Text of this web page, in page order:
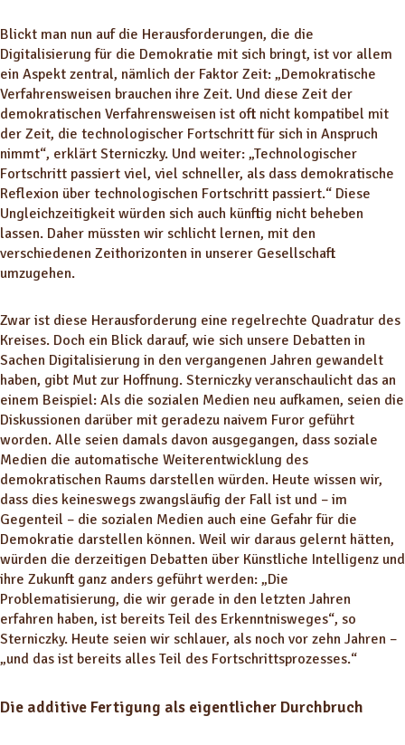
Blickt man nun auf die Herausforderungen, die die
Digitalisierung für die Demokratie mit sich bringt, ist vor allem
ein Aspekt zentral, nämlich der Faktor Zeit: „Demokratische
Verfahrensweisen brauchen ihre Zeit. Und diese Zeit der
demokratischen Verfahrensweisen ist oft nicht kompatibel mit
der Zeit, die technologischer Fortschritt für sich in Anspruch
nimmt“, erklärt Sterniczky. Und weiter: „Technologischer
Fortschritt passiert viel, viel schneller, als dass demokratische
Reflexion über technologischen Fortschritt passiert.“ Diese
Ungleichzeitigkeit würden sich auch künftig nicht beheben
lassen. Daher müssten wir schlicht lernen, mit den
verschiedenen Zeithorizonten in unserer Gesellschaft
umzugehen.
Zwar ist diese Herausforderung eine regelrechte Quadratur des
Kreises. Doch ein Blick darauf, wie sich unsere Debatten in
Sachen Digitalisierung in den vergangenen Jahren gewandelt
haben, gibt Mut zur Hoffnung. Sterniczky veranschaulicht das an
einem Beispiel: Als die sozialen Medien neu aufkamen, seien die
Diskussionen darüber mit geradezu naivem Furor geführt
worden. Alle seien damals davon ausgegangen, dass soziale
Medien die automatische Weiterentwicklung des
demokratischen Raums darstellen würden. Heute wissen wir,
dass dies keineswegs zwangsläufig der Fall ist und – im
Gegenteil – die sozialen Medien auch eine Gefahr für die
Demokratie darstellen können. Weil wir daraus gelernt hätten,
würden die derzeitigen Debatten über Künstliche Intelligenz und
ihre Zukunft ganz anders geführt werden: „Die
Problematisierung, die wir gerade in den letzten Jahren
erfahren haben, ist bereits Teil des Erkenntnisweges“, so
Sterniczky. Heute seien wir schlauer, als noch vor zehn Jahren –
„und das ist bereits alles Teil des Fortschrittsprozesses.“
Die additive Fertigung als eigentlicher Durchbruch